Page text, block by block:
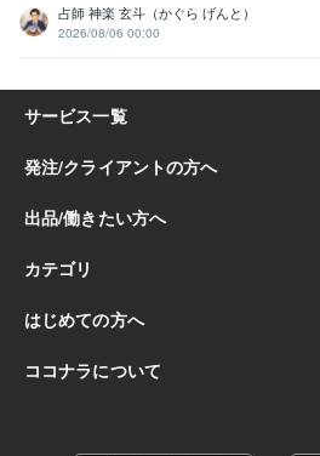
占師 神楽 玄斗（かぐら げんと）
2026/08/06 00:00